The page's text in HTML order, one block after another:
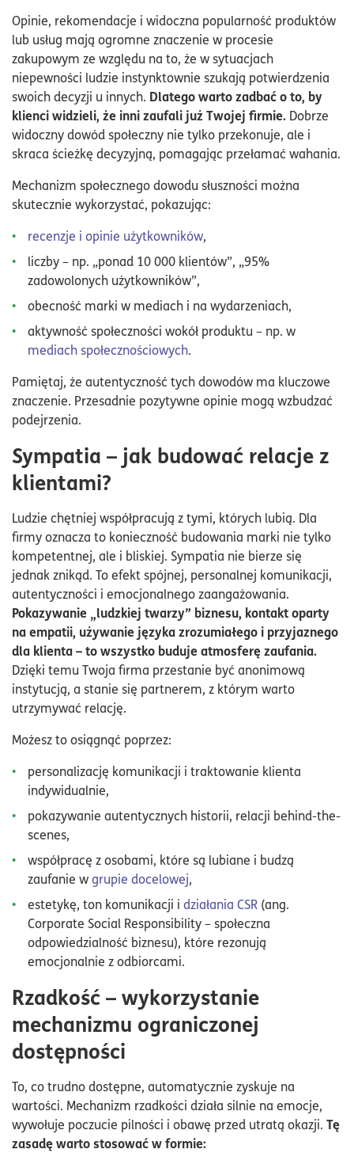
Opinie, rekomendacje i widoczna popularność produktów
lub usług mają ogromne znaczenie w procesie
zakupowym ze względu na to, że w sytuacjach
niepewności ludzie instynktownie szukają potwierdzenia
swoich decyzji u innych. Dlatego warto zadbać o to, by
klienci widzieli, że inni zaufali już Twojej firmie. Dobrze
widoczny dowód społeczny nie tylko przekonuje, ale i
skraca ścieżkę decyzyjną, pomagając przełamać wahania.
Mechanizm społecznego dowodu słuszności można
skutecznie wykorzystać, pokazując:
recenzje i opinie użytkowników,
liczby – np. „ponad 10 000 klientów”, „95%
zadowolonych użytkowników”,
obecność marki w mediach i na wydarzeniach,
aktywność społeczności wokół produktu – np. w
mediach społecznościowych.
Pamiętaj, że autentyczność tych dowodów ma kluczowe
znaczenie. Przesadnie pozytywne opinie mogą wzbudzać
podejrzenia.
Sympatia – jak budować relacje z
klientami?
Ludzie chętniej współpracują z tymi, których lubią. Dla
firmy oznacza to konieczność budowania marki nie tylko
kompetentnej, ale i bliskiej. Sympatia nie bierze się
jednak znikąd. To efekt spójnej, personalnej komunikacji,
autentyczności i emocjonalnego zaangażowania.
Pokazywanie „ludzkiej twarzy” biznesu, kontakt oparty
na empatii, używanie języka zrozumiałego i przyjaznego
dla klienta – to wszystko buduje atmosferę zaufania.
Dzięki temu Twoja firma przestanie być anonimową
instytucją, a stanie się partnerem, z którym warto
utrzymywać relację.
Możesz to osiągnąć poprzez:
personalizację komunikacji i traktowanie klienta
indywidualnie,
pokazywanie autentycznych historii, relacji behind-the-
scenes,
współpracę z osobami, które są lubiane i budzą
zaufanie wgrupie docelowej,
estetykę, ton komunikacji i działania CSR (ang.
Corporate Social Responsibility – społeczna
odpowiedzialność biznesu), które rezonują
emocjonalnie z odbiorcami.
Rzadkość – wykorzystanie
mechanizmu ograniczonej
dostępności
To, co trudno dostępne, automatycznie zyskuje na
wartości. Mechanizm rzadkości działa silnie na emocje,
wywołuje poczucie pilności i obawę przed utratą okazji. Tę
zasadę warto stosować w formie: